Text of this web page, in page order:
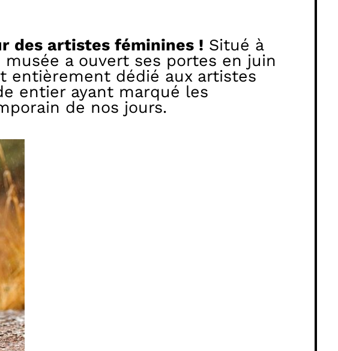
des artistes féminines ! Situé à
a ouvert ses portes en juin
entièrement dédié aux artistes
entier ayant marqué les
de nos jours.